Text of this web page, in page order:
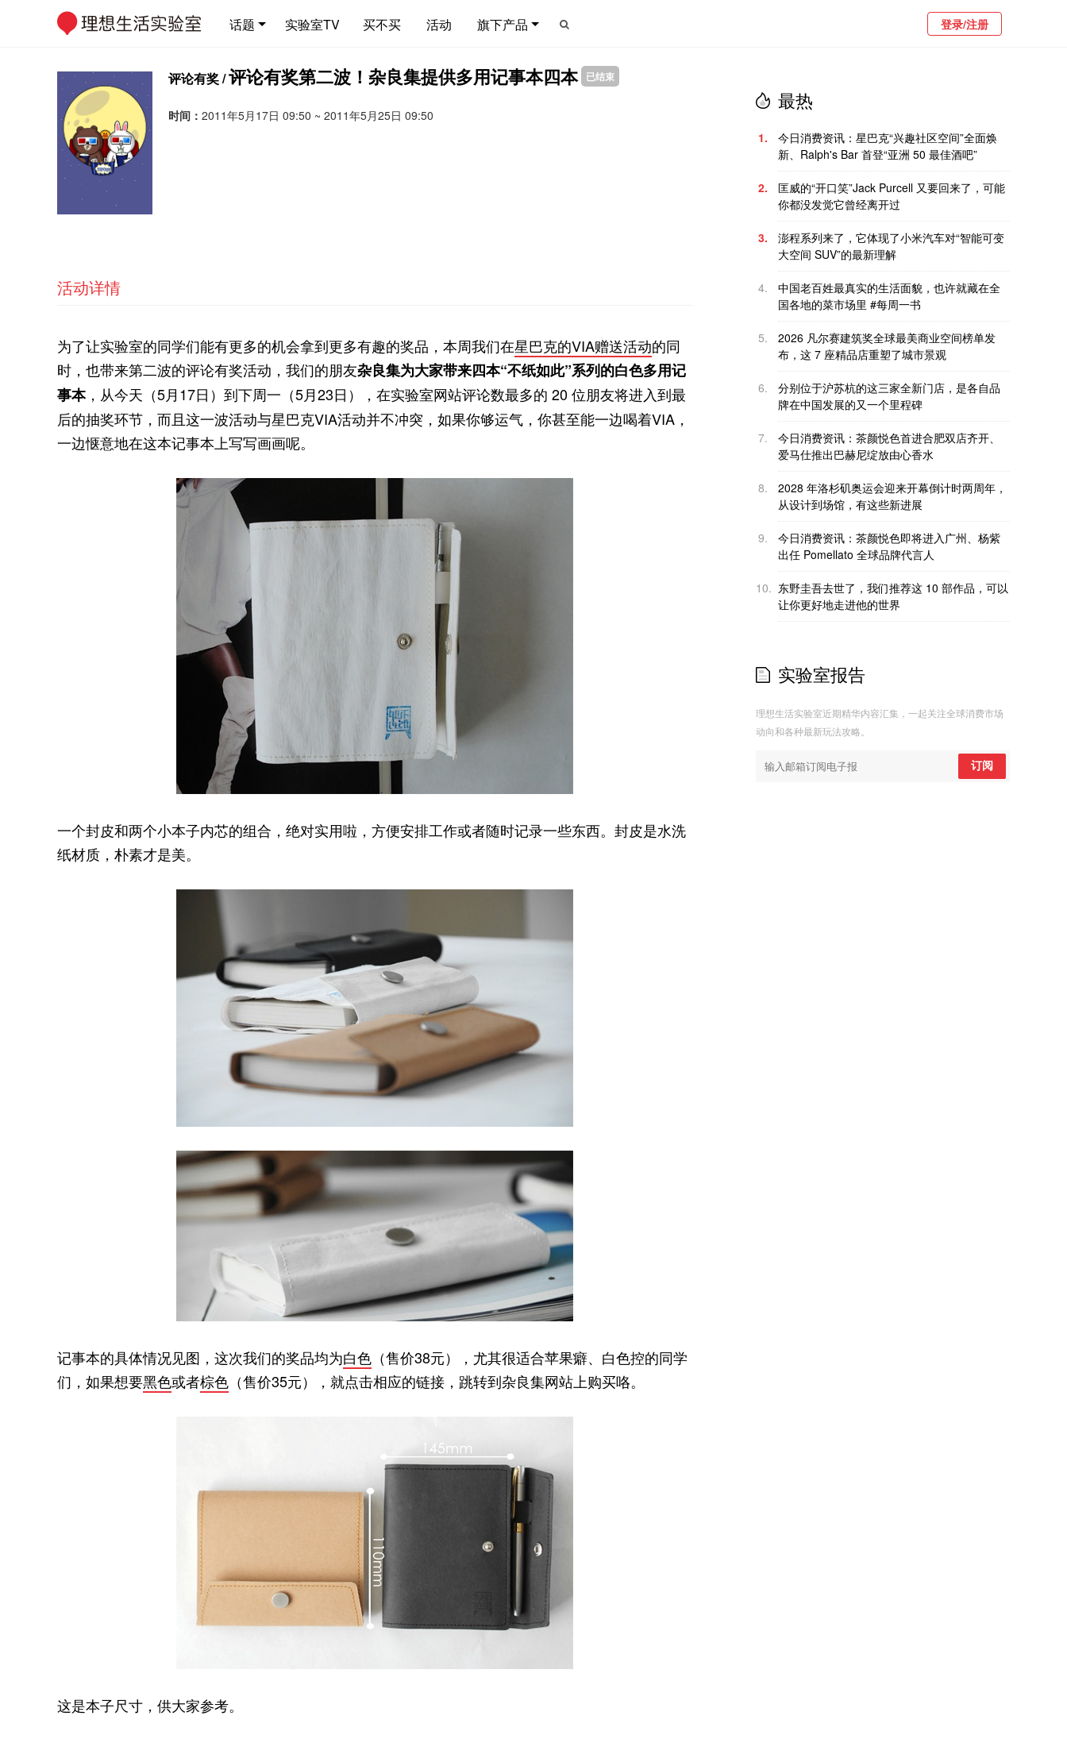
话题 实验室TV 买不买 活动 旗下产品 登录/注册
评论有奖 /评论有奖第二波！杂良集提供多用记事本四本 已结束
时间： 2011年5月17日 09:50 ~ 2011年5月25日 09:50
活动详情
为了让实验室的同学们能有更多的机会拿到更多有趣的奖品，本周我们在星巴克的VIA赠送活动的同
时，也带来第二波的评论有奖活动，我们的朋友杂良集为大家带来四本“不纸如此”系列的白色多用记
事本，从今天（5月17日）到下周一（5月23日），在实验室网站评论数最多的 20 位朋友将进入到最
后的抽奖环节，而且这一波活动与星巴克VIA活动并不冲突，如果你够运气，你甚至能一边喝着VIA，
一边惬意地在这本记事本上写写画画呢。
一个封皮和两个小本子内芯的组合，绝对实用啦，方便安排工作或者随时记录一些东西。封皮是水洗
纸材质，朴素才是美。
记事本的具体情况见图，这次我们的奖品均为白色 （售价38元），尤其很适合苹果癖、白色控的同学
们，如果想要黑色或者棕色 （售价35元），就点击相应的链接，跳转到杂良集网站上购买咯。
这是本子尺寸，供大家参考。
最热
1.
今日消费资讯：星巴克“兴趣社区空间”全面焕
新、Ralph's Bar 首登“亚洲 50 最佳酒吧”
2.
匡威的“开口笑”Jack Purcell 又要回来了，可能
你都没发觉它曾经离开过
3.
澎程系列来了，它体现了小米汽车对“智能可变
大空间 SUV”的最新理解
4.
中国老百姓最真实的生活面貌，也许就藏在全
国各地的菜市场里 #每周一书
5.
2026 凡尔赛建筑奖全球最美商业空间榜单发
布，这 7 座精品店重塑了城市景观
6.
分别位于沪苏杭的这三家全新门店，是各自品
牌在中国发展的又一个里程碑
7.
今日消费资讯：茶颜悦色首进合肥双店齐开、
爱马仕推出巴赫尼绽放由心香水
8.
2028 年洛杉矶奥运会迎来开幕倒计时两周年，
从设计到场馆，有这些新进展
9.
今日消费资讯：茶颜悦色即将进入广州、杨紫
出任 Pomellato 全球品牌代言人
10. 东野圭吾去世了，我们推荐这 10 部作品，可以
让你更好地走进他的世界
实验室报告
理想生活实验室近期精华内容汇集，一起关注全球消费市场
动向和各种最新玩法攻略。